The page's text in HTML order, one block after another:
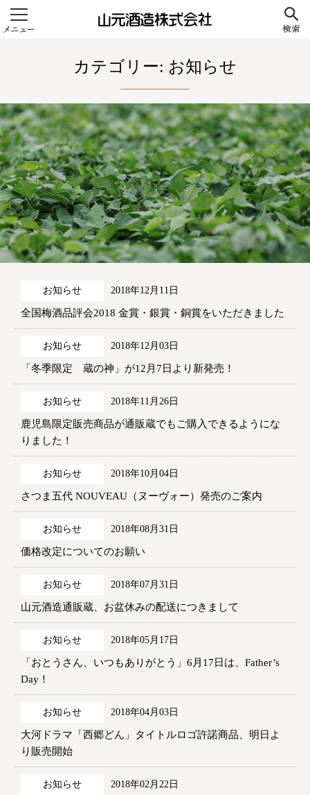
カテゴリー: お知らせ
お知らせ 2018年12月11日
全国梅酒品評会2018 金賞・銀賞・銅賞をいただきました
お知らせ 2018年12月03日
「冬季限定 蔵の神」が12月7日より新発売！
お知らせ 2018年11月26日
鹿児島限定販売商品が通販蔵でもご購入できるようにな
りました！
お知らせ 2018年10月04日
さつま五代 NOUVEAU（ヌーヴォー）発売のご案内
お知らせ 2018年08月31日
価格改定についてのお願い
お知らせ 2018年07月31日
山元酒造通販蔵、お盆休みの配送につきまして
お知らせ 2018年05月17日
「おとうさん、いつもありがとう」6月17日は、Father’s
Day！
お知らせ 2018年04月03日
大河ドラマ「西郷どん」タイトルロゴ許諾商品、明日よ
り販売開始
お知らせ 2018年02月22日